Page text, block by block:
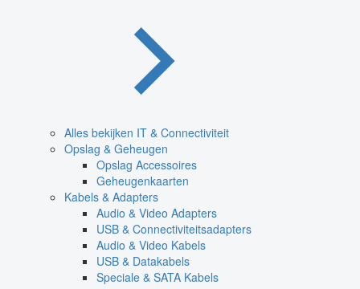
Alles bekijken IT & Connectiviteit
Opslag & Geheugen
Opslag Accessoires
Geheugenkaarten
Kabels & Adapters
Audio & Video Adapters
USB & Connectiviteitsadapters
Audio & Video Kabels
USB & Datakabels
Speciale & SATA Kabels